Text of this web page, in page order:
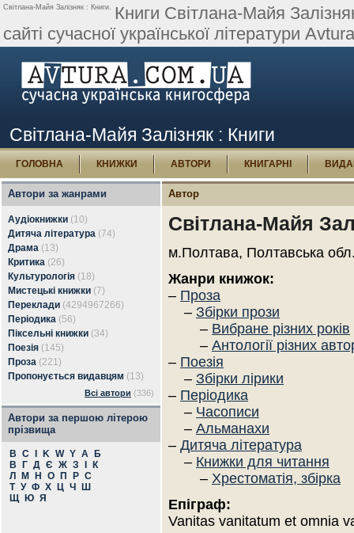
Світлана-Майя Залізняк : Книги. Книги Світлана-Майя
сайті сучасної української літератури
Світлана-Майя Залізняк : Книги
ГОЛОВНА КНИЖКИ АВТОРИ КНИГАРНІ
Автори за жанрами
Аудіокнижки (10)
Дитяча література (74)
Драма (13)
Критика (26)
Культурологія (18)
Мистецькі книжки (7)
Переклади (4294967266)
Періодика (56)
Піксельні книжки (34)
Поезія (145)
Проза (221)
Пропонується видавцям (13)
Всі автори (336)
Автори за першою літерою
прізвища
B C K W Y А
Б
В
Г Д Є Ж З
К
Л
М Н О П Р С
Т У Ф Х Ц Ч
Ш
Щ
Ю Я
Автор
Світлана-Майя
м.Полтава, Полтавська
Жанри книжок:
– Проза
– Збірки прози
– Вибране різних років
– Антології різних
– Поезія
– Збірки лірики
– Періодика
– Часописи
– Альманахи
– Дитяча література
– Книжки для читання
– Хрестоматія, збірка
Епіграф:
Vanitas vanitatum et omnia